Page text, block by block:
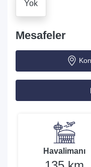
Yok
Mesafeler
Havalimanı